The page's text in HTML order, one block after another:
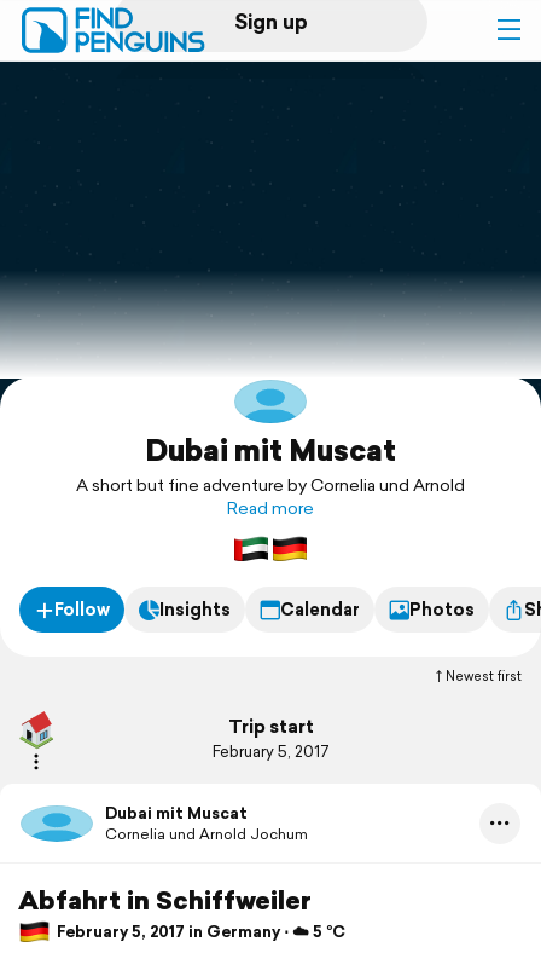
Sign up
Log in
Print a book
Flyover video
Explore
SupportDubai mit Muscat
A short but fine adventure by Cornelia und Arnold
Read more
Follow Insights Calendar Photos
Newest first
Trip start
February 5, 2017
Dubai mit Muscat
Cornelia und Arnold Jochum
Abfahrt in Schiffweiler
February 5, 2017 in Germany ⋅ ☁️ 5 °C